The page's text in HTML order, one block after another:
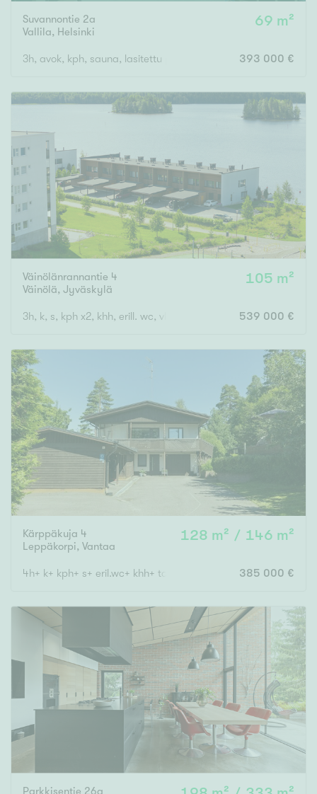
Suvannontie 2a
Vallila, Helsinki
69 m²
3h, avok, kph, sauna, lasitettu parveke 393 000 €
Väinölänrannantie 4
Väinölä, Jyväskylä
105 m²
3h, k, s, kph x2, khh, erill. wc, vh, las.p, ter 539 000 €
Kärppäkuja 4
Leppäkorpi, Vantaa
128 m² / 146 m²
4h+ k+ kph+ s+ eril.wc+ khh+ takkah.+ ask.h./th+ vh+ autokatos
385 000 €
Parkkisentie 26a